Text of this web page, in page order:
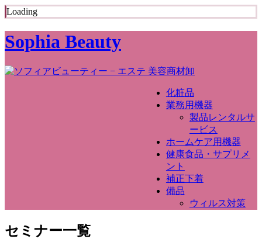
Loading
Sophia Beauty
化粧品
業務用機器
製品レンタルサ
ービス
ホームケア用機器
健康食品・サプリメ
ント
補正下着
備品
ウィルス対策
セミナー一覧